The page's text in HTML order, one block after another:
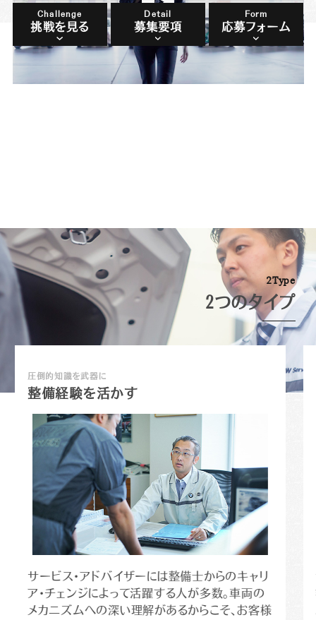
Challenge
挑戦を見る
Detail
募集要項
Form
応募フォーム
2Type
2つのタイプ
圧倒的知識を武器に
整備経験を活かす
サービス・アドバイザーには整備士からのキャリ
ア・チェンジによって活躍する人が多数。車両の
メカニズムへの深い理解があるからこそ、お客様